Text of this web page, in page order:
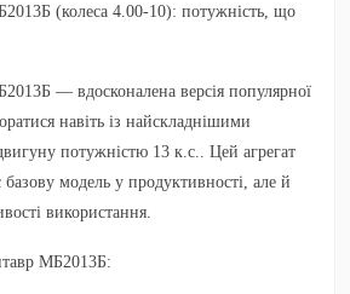
(колеса 4.00-10): потужність, що
— вдосконалена версія популярної
навіть із найскладнішими
потужністю 13 к.с.. Цей агрегат
модель у продуктивності, але й
використання.
МБ2013Б: